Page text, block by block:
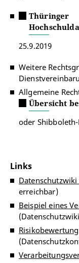
Thüringer
25.9.2019
Weitere
Allgemeine
Übersicht
oder
Links
erreichbar)
Beispiel eines
Risikobewertung